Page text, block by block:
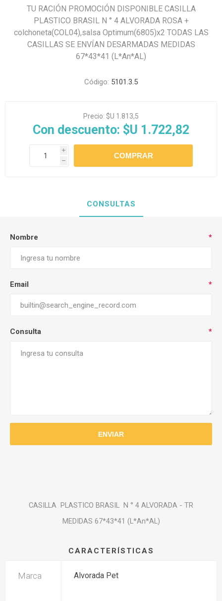
TU RACIÓN PROMOCIÓN DISPONIBLE CASILLA
PLASTICO BRASIL N ° 4 ALVORADA ROSA +
colchoneta(COL04),salsa Optimum(6805)x2 TODAS LAS
CASILLAS SE ENVÍAN DESARMADAS MEDIDAS
67*43*41 (L*An*AL)
Código: 5101.3.5
Precio: $U 1.813,5
Con descuento: $U 1.722,82
i
h
CONSULTAS
Nombre *
Email *
Consulta *
CASILLA PLASTICO BRASIL N ° 4 ALVORADA - TR
MEDIDAS 67*43*41 (L*An*AL)
CARACTERÍSTICAS
Marca Alvorada Pet